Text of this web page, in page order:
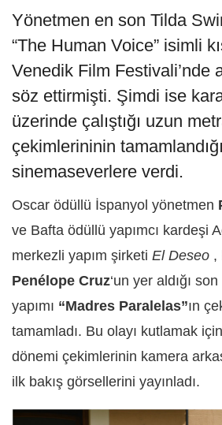
Yönetmen en son Tilda
“The Human Voice” isimli
Venedik Film Festivali’nde
söz ettirmişti. Şimdi ise
üzerinde çalıştığı uzun
çekimlerininin
sinemaseverlere verdi.
Oscar ödüllü İspanyol yönetmen
ve Bafta ödüllü yapımcı kardeşi
merkezli yapım şirketi El Deseo ,
Penélope Cruz‘un yer aldığı
yapımı “Madres Paralelas”ın
tamamladı. Bu olayı kutlamak için
dönemi çekimlerinin kamera
ilk bakış görsellerini yayınladı.